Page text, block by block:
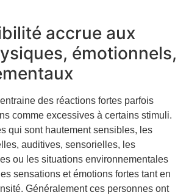
accrue aux
émotionnels,
des réactions fortes parfois
comme excessives à certains stimuli.
qui sont hautement sensibles, les
auditives, sensorielles, les
ou les situations environnementales
sensations et émotions fortes tant en
Généralement ces personnes ont